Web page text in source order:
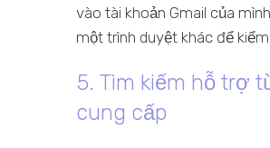
vào tài khoản Gmail của
một trình duyệt khác để
5. Tìm kiếm hỗ trợ
cung cấp